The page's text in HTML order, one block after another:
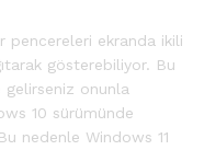
pencereleri ekranda ikili
gösterebiliyor. Bu
gelirseniz onunla
10 sürümünde
nedenle Windows 11